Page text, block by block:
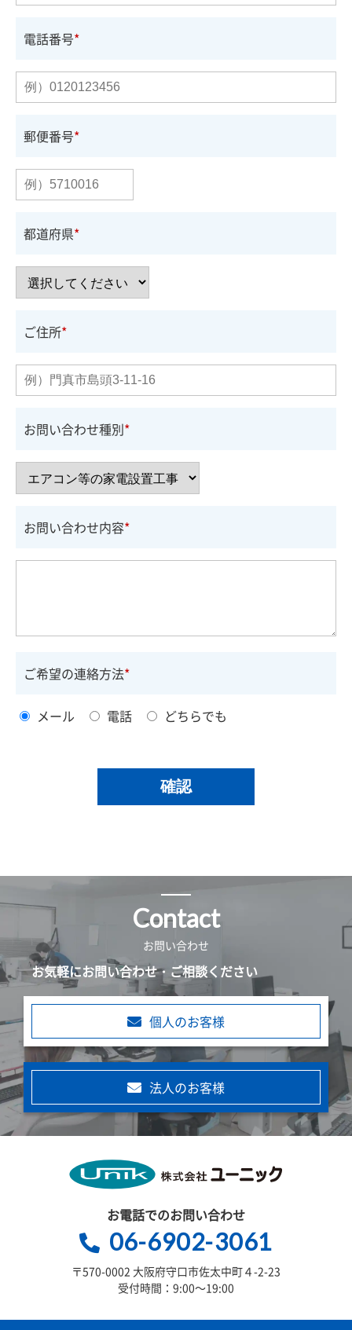
電話番号
郵便番号
都道府県
ご住所
お問い合わせ種別
お問い合わせ内容
ご希望の連絡方法
メール 電話 どちらでも
お問い合わせ
Contact
お気軽にお問い合わせ・ご相談ください
個人のお客様
法人のお客様
お電話でのお問い合わせ
06-6902-3061
〒570-0002 大阪府守口市佐太中町４-2-23
受付時間：9:00～19:00